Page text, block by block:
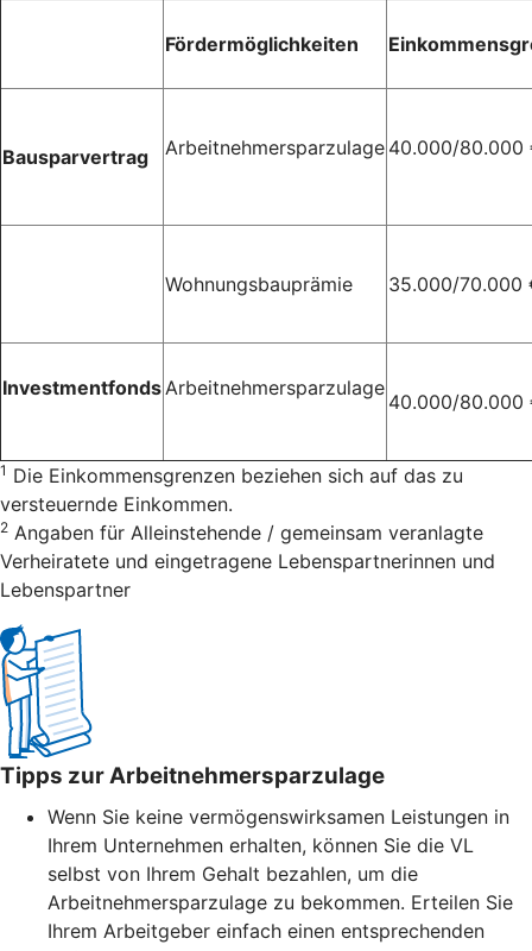
Fördermöglichkeiten
Bausparvertrag Arbeitnehmersparzulage 40.000/80.000
Wohnungsbauprämie 35.000/70.000
Investmentfonds Arbeitnehmersparzulage
40.000/80.000
1 Die Einkommensgrenzen beziehen sich auf das zu
versteuernde Einkommen.
2 Angaben für Alleinstehende / gemeinsam veranlagte
Verheiratete und eingetragene Lebenspartnerinnen und
Lebenspartner
Tipps zur Arbeitnehmersparzulage
Wenn Sie keine vermögenswirksamen Leistungen in
Ihrem Unternehmen erhalten, können Sie die VL
selbst von Ihrem Gehalt bezahlen, um die
Arbeitnehmersparzulage zu bekommen. Erteilen Sie
Ihrem Arbeitgeber einfach einen entsprechenden